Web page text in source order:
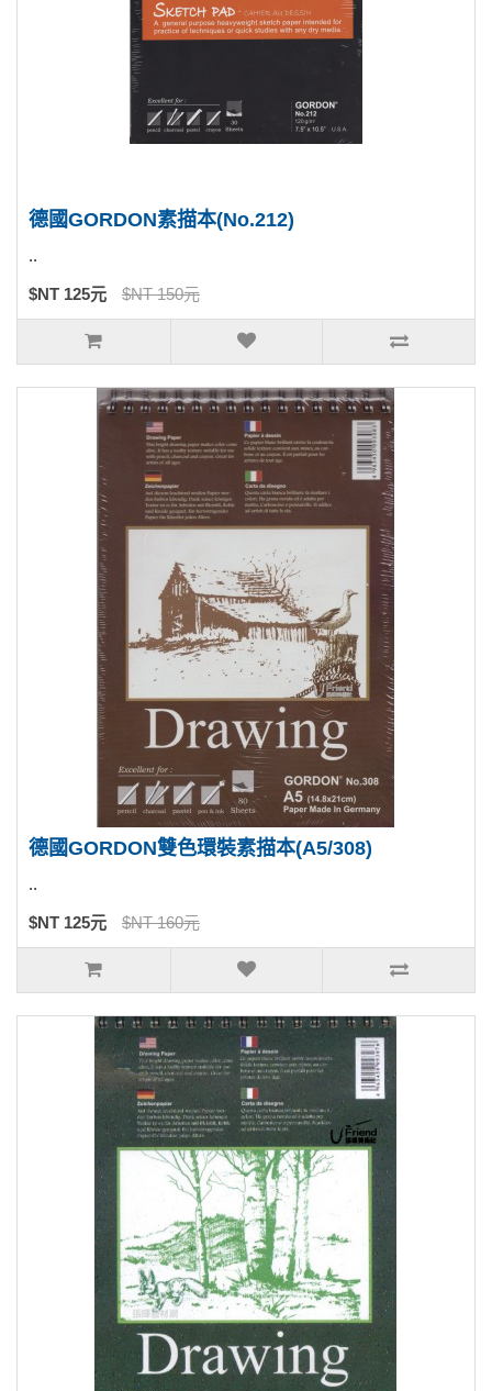
德國GORDON素描本(No.212)
..
$NT 125元 $NT 150元
德國GORDON雙色環裝素描本(A5/308)
..
$NT 125元 $NT 160元